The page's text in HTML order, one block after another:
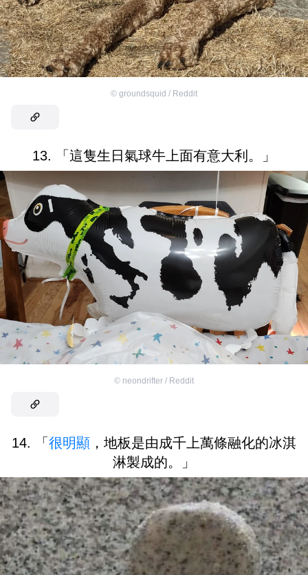
© groundsquid / Reddit
13. 「這隻生日氣球牛上面有意大利。」
© neondrifter / Reddit
14. 「 很明顯 ，地板是由成千上萬條融化的冰淇
淋製成的。」